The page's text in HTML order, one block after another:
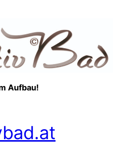
Aufbau!